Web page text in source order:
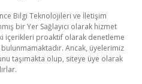
Bilgi Teknolojileri ve İletişim
bir Yer Sağlayıcı olarak hizmet
içerikleri proaktif olarak denetleme
Ancak, üyelerimiz
taşımakta olup, siteye üye olarak